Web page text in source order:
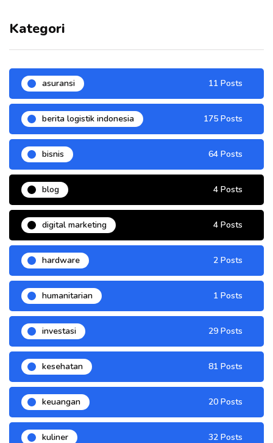
Kategori
asuransi 11 Posts
berita logistik indonesia 175 Posts
bisnis 64 Posts
blog 4 Posts
digital marketing 4 Posts
hardware 2 Posts
humanitarian 1 Posts
investasi 29 Posts
kesehatan 81 Posts
keuangan 20 Posts
kuliner 32 Posts